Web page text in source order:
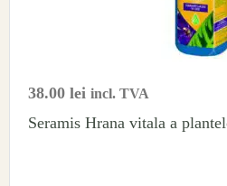
38.00 lei incl. TVA
Seramis Hrana vitala a